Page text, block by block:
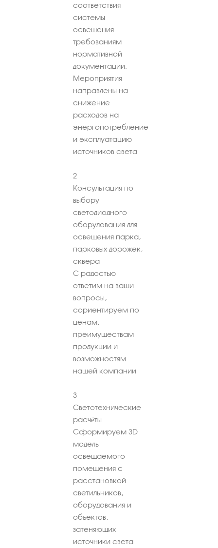
соответствия
системы
освещения
требованиям
нормативной
документации.
Мероприятия
направлены на
снижение
расходов на
энергопотребление
и эксплуатацию
источников света
2
Консультация по
выбору
светодиодного
оборудования для
освещения парка,
парковых дорожек,
сквера
С радостью
ответим на ваши
вопросы,
сориентируем по
ценам,
преимуществам
продукции и
возможностям
нашей компании
3
Светотехнические
расчёты
Сформируем 3D
модель
освещаемого
помещения с
расстановкой
светильников,
оборудования и
объектов,
затеняющих
источники света